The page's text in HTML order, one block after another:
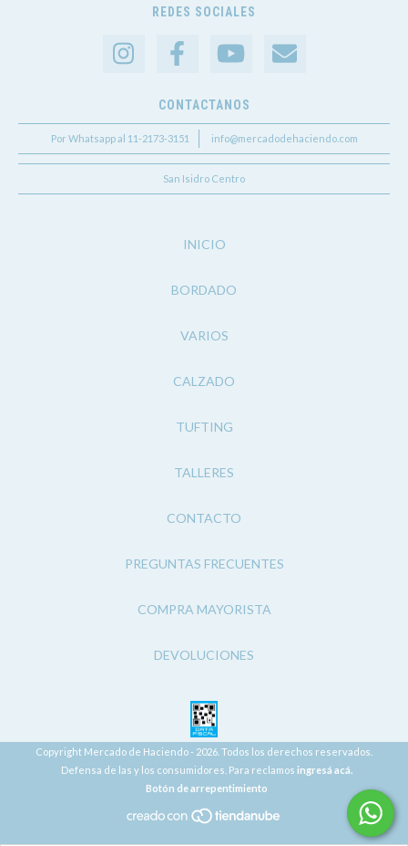
REDES SOCIALES
CONTACTANOS
Por Whatsapp al 11-2173-3151 info@mercadodehaciendo.com
San Isidro Centro
INICIO
BORDADO
VARIOS
CALZADO
TUFTING
TALLERES
CONTACTO
PREGUNTAS FRECUENTES
COMPRA MAYORISTA
DEVOLUCIONES
Copyright Mercado de Haciendo - 2026. Todos los derechos reservados.
Defensa de las y los consumidores. Para reclamos ingresá acá.
Botón de arrepentimiento